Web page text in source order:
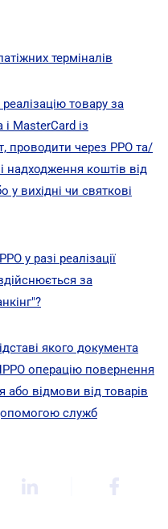
терміналів
товару за
MasterCard із
проводити через РРО та/
надходження коштів від
у вихідні чи святкові
у разі реалізації
за
якого документа
операцію повернення
або відмови від товарів
служб